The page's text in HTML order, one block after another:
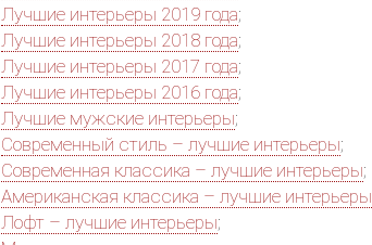
Лучшие интерьеры 2019 года;
Лучшие интерьеры 2018 года;
Лучшие интерьеры 2017 года;
Лучшие интерьеры 2016 года;
Лучшие мужские интерьеры;
Современный стиль – лучшие интерьеры;
Современная классика – лучшие интерьеры;
Американская классика – лучшие интерьеры
Лофт – лучшие интерьеры;